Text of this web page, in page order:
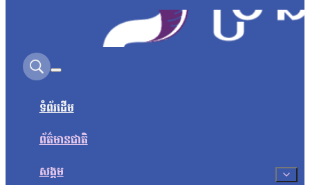
Search on this site
ទំព័រដើម
ព័ត៌មានជាតិ
សង្គម